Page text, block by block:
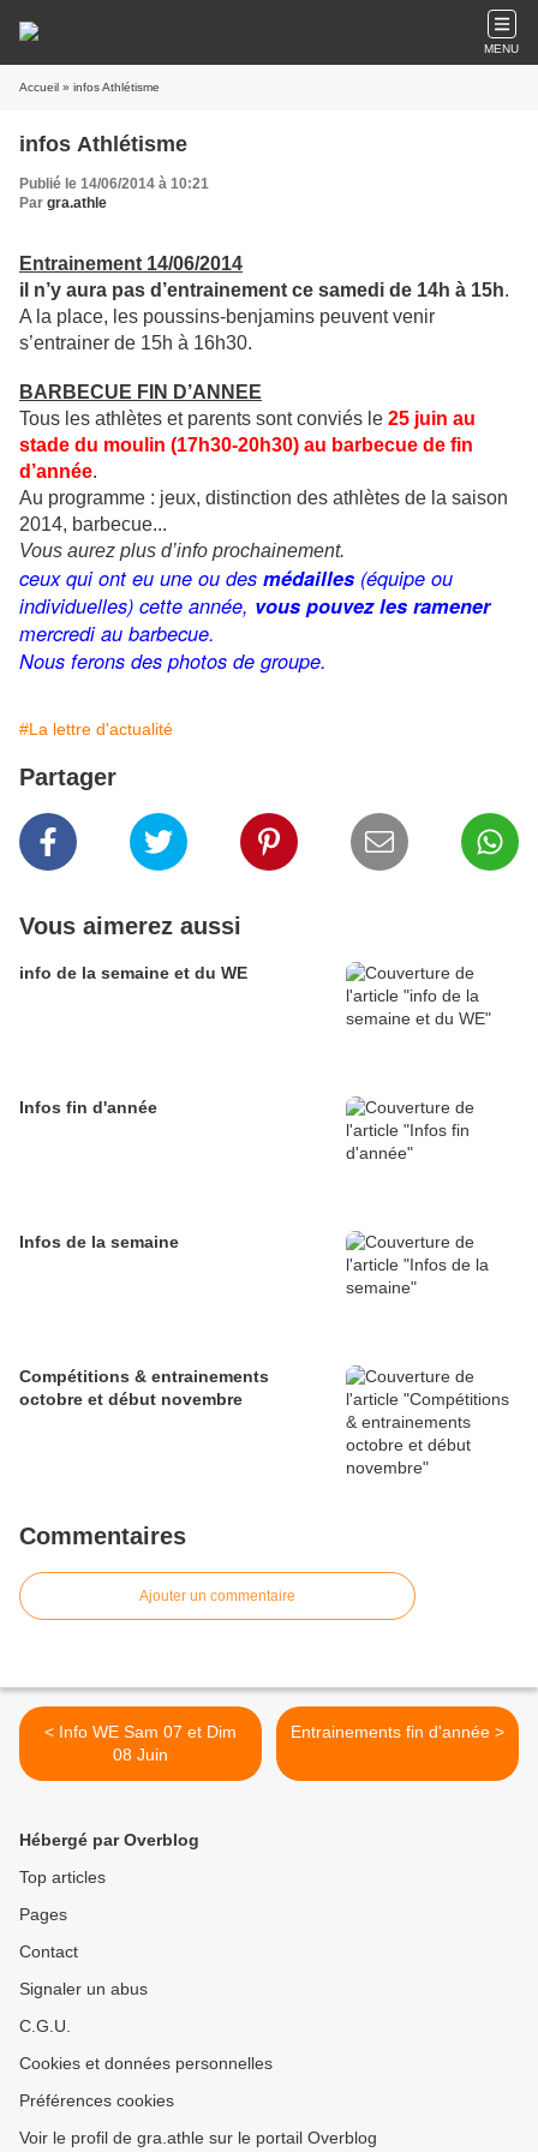
MENU
Accueil » infos Athlétisme
infos Athlétisme
Publié le 14/06/2014 à 10:21
Par gra.athle
Entrainement 14/06/2014
il n’y aura pas d’entrainement ce samedi de 14h à 15h.
A la place, les poussins-benjamins peuvent venir
s’entrainer de 15h à 16h30.
BARBECUE FIN D’ANNEE
Tous les athlètes et parents sont conviés le 25 juin au
stade du moulin (17h30-20h30) au barbecue de fin
d’année.
Au programme : jeux, distinction des athlètes de la saison
2014, barbecue...
Vous aurez plus d’info prochainement.
ceux qui ont eu une ou des médailles (équipe ou
individuelles) cette année, vous pouvez les ramener
mercredi au barbecue.
Nous ferons des photos de groupe.
#La lettre d'actualité
Partager
Vous aimerez aussi
info de la semaine et du WE
Infos fin d'année
Infos de la semaine
Compétitions & entrainements
octobre et début novembre
Commentaires
Ajouter un commentaire
< Info WE Sam 07 et Dim
08 Juin
Entrainements fin d'année >
Hébergé par Overblog
Top articles
Pages
Contact
Signaler un abus
C.G.U.
Cookies et données personnelles
Préférences cookies
Voir le profil de gra.athle sur le portail Overblog